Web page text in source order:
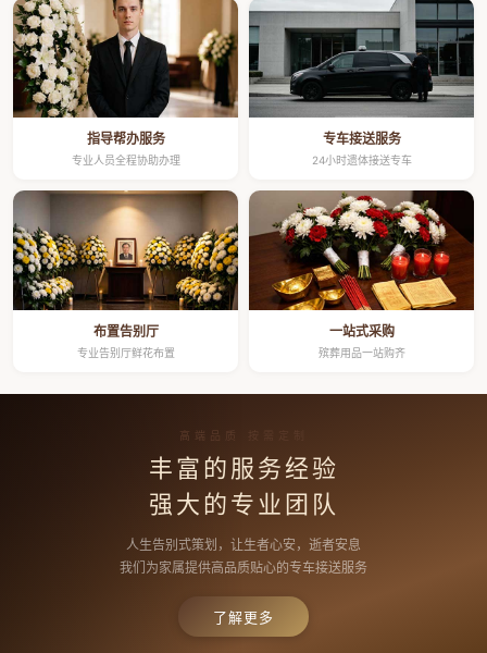
指导帮办服务
专业人员全程协助办理
专车接送服务
24小时遗体接送专车
布置告别厅
专业告别厅鲜花布置
一站式采购
殡葬用品一站购齐
高端品质 按需定制
丰富的服务经验
强大的专业团队
人生告别式策划，让生者心安，逝者安息
我们为家属提供高品质贴心的专车接送服务
了解更多